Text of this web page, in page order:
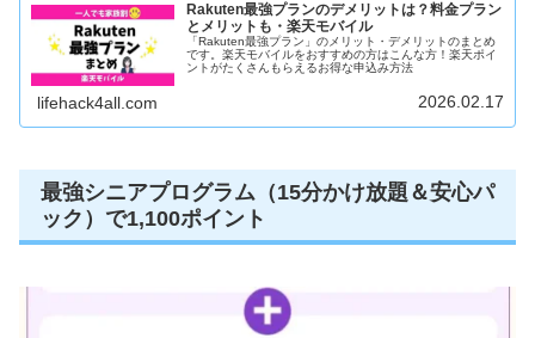
Rakuten最強プランのデメリットは？料金プラン
とメリットも・楽天モバイル
「Rakuten最強プラン」のメリット・デメリットのまとめ
です。楽天モバイルをおすすめの方はこんな方！楽天ポイ
ントがたくさんもらえるお得な申込み方法
lifehack4all.com 2026.02.17
最強シニアプログラム（15分かけ放題＆安心パ
ック）で1,100ポイント